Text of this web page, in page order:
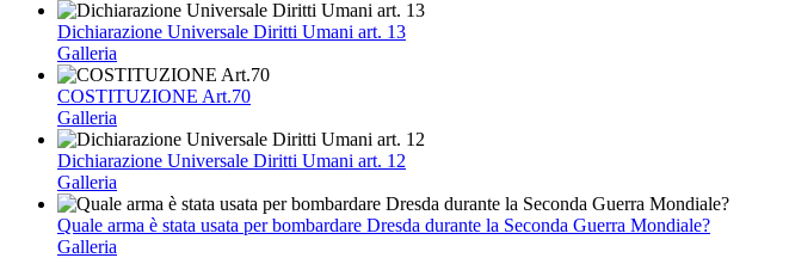
Dichiarazione Universale Diritti Umani art. 13
Galleria
COSTITUZIONE Art.70
Galleria
Dichiarazione Universale Diritti Umani art. 12
Galleria
Quale arma è stata usata per bombardare Dresda durante la Seconda Guerra Mondiale?
Galleria